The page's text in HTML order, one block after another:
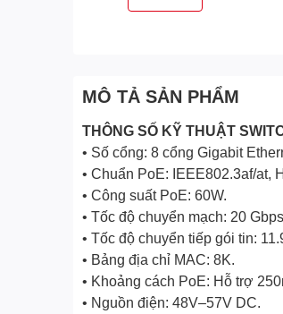
MÔ TẢ SẢN PHẨM
THÔNG SỐ KỸ THUẬT
• Số cổng: 8 cổng Gigabit
• Chuẩn PoE: IEEE802.3af/at,
• Công suất PoE: 60W.
• Tốc độ chuyển mạch: 20
• Tốc độ chuyển tiếp gói tin:
• Bảng địa chỉ MAC: 8K.
• Khoảng cách PoE: Hỗ trợ
• Nguồn điện: 48V–57V DC.